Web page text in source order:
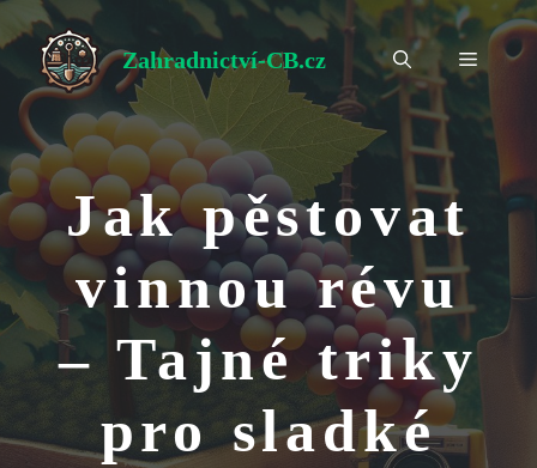
Přeskočit
na
obsah
Zahradnictví-CB.cz Menu
Jak pěstovat
vinnou révu
– Tajné triky
pro sladké